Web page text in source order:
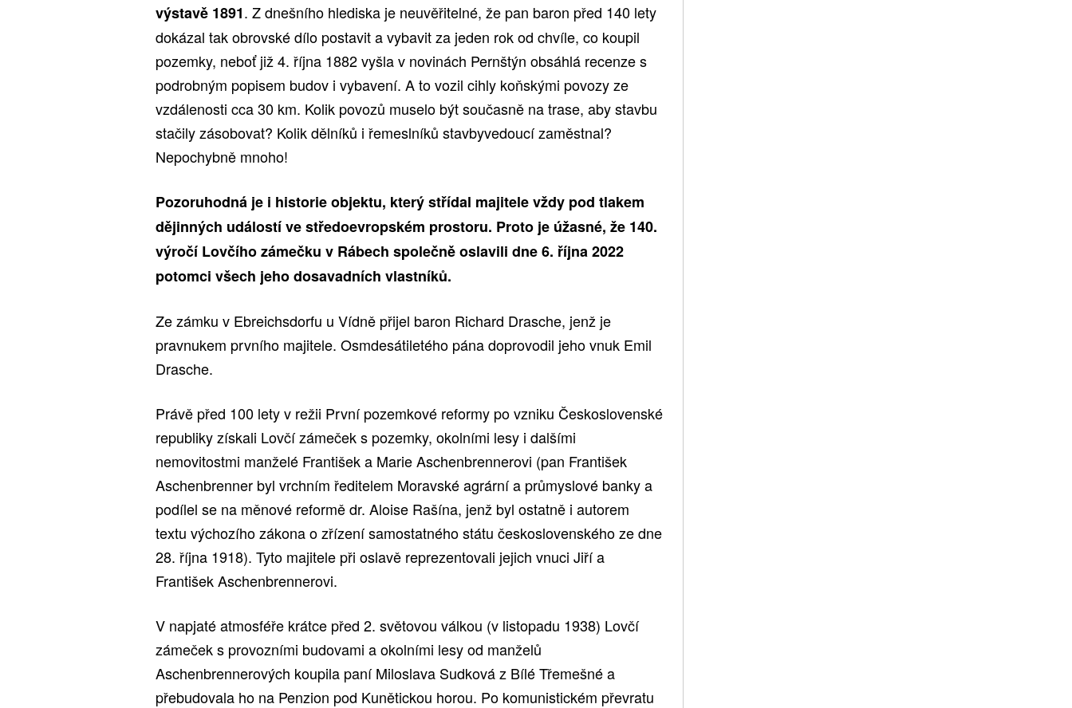
výstavě 1891. Z dnešního hlediska je neuvěřitelné, že pan baron před 140 lety
dokázal tak obrovské dílo postavit a vybavit za jeden rok od chvíle, co koupil
pozemky, neboť již 4. října 1882 vyšla v novinách Pernštýn obsáhlá recenze s
podrobným popisem budov i vybavení. A to vozil cihly koňskými povozy ze
vzdálenosti cca 30 km. Kolik povozů muselo být současně na trase, aby stavbu
stačily zásobovat? Kolik dělníků i řemeslníků stavbyvedoucí zaměstnal?
Nepochybně mnoho!
Pozoruhodná je i historie objektu, který střídal majitele vždy pod tlakem
dějinných událostí ve středoevropském prostoru. Proto je úžasné, že 140.
výročí Lovčího zámečku v Rábech společně oslavili dne 6. října 2022
potomci všech jeho dosavadních vlastníků.
Ze zámku v Ebreichsdorfu u Vídně přijel baron Richard Drasche, jenž je
pravnukem prvního majitele. Osmdesátiletého pána doprovodil jeho vnuk Emil
Drasche.
Právě před 100 lety v režii První pozemkové reformy po vzniku Československé
republiky získali Lovčí zámeček s pozemky, okolními lesy i dalšími
nemovitostmi manželé František a Marie Aschenbrennerovi (pan František
Aschenbrenner byl vrchním ředitelem Moravské agrární a průmyslové banky a
podílel se na měnové reformě dr. Aloise Rašína, jenž byl ostatně i autorem
textu výchozího zákona o zřízení samostatného státu československého ze dne
28. října 1918). Tyto majitele při oslavě reprezentovali jejich vnuci Jiří a
František Aschenbrennerovi.
V napjaté atmosféře krátce před 2. světovou válkou (v listopadu 1938) Lovčí
zámeček s provozními budovami a okolními lesy od manželů
Aschenbrennerových koupila paní Miloslava Sudková z Bílé Třemešné a
přebudovala ho na Penzion pod Kunětickou horou. Po komunistickém převratu